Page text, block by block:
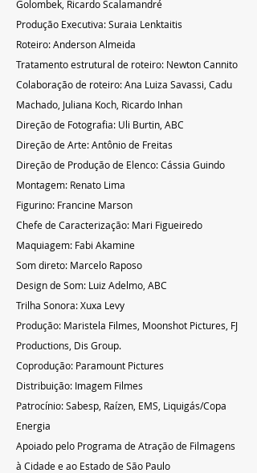
Golombek, Ricardo Scalamandré
Produção Executiva: Suraia Lenktaitis
Roteiro: Anderson Almeida
Tratamento estrutural de roteiro: Newton Cannito
Colaboração de roteiro: Ana Luiza Savassi, Cadu
Machado, Juliana Koch, Ricardo Inhan
Direção de Fotografia: Uli Burtin, ABC
Direção de Arte: Antônio de Freitas
Direção de Produção de Elenco: Cássia Guindo
Montagem: Renato Lima
Figurino: Francine Marson
Chefe de Caracterização: Mari Figueiredo
Maquiagem: Fabi Akamine
Som direto: Marcelo Raposo
Design de Som: Luiz Adelmo, ABC
Trilha Sonora: Xuxa Levy
Produção: Maristela Filmes, Moonshot Pictures, FJ
Productions, Dis Group.
Coprodução: Paramount Pictures
Distribuição: Imagem Filmes
Patrocínio: Sabesp, Raízen, EMS, Liquigás/Copa
Energia
Apoiado pelo Programa de Atração de Filmagens
à Cidade e ao Estado de São Paulo